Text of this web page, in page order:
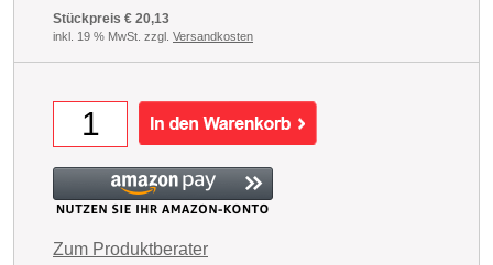
Stückpreis € 20,13
inkl. 19 % MwSt. zzgl. Versandkosten
Zum Produktberater